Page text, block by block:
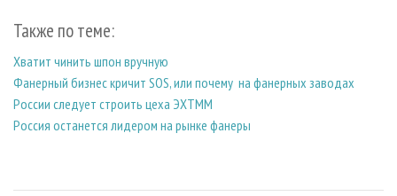
Также по теме:
Хватит чинить шпон вручную
Фанерный бизнес кричит SOS, или почему на фанерных заводах
России следует строить цеха ЭХТММ
Россия останется лидером на рынке фанеры